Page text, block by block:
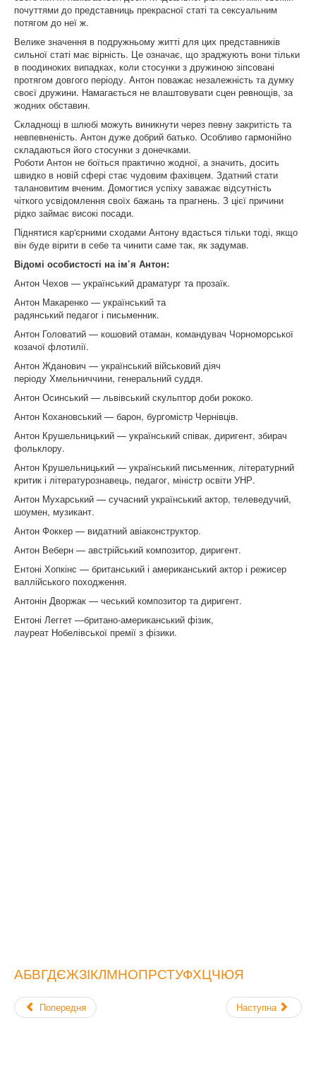
почуттями до представниць прекрасної статі та сексуальним
потягом до неї ж.
Велике значення в подружньому житті для цих представників
сильної статі має вірність. Це означає, що зраджують вони тільки
в поодиноких випадках, коли стосунки з дружиною зіпсовані
протягом довгого періоду. Антон поважає незалежність та думку
своєї дружини. Намагається не влаштовувати сцен ревнощів, за
жодних обставин.
Складнощі в шлюбі можуть виникнути через певну закритість та
невпевненість. Антон дуже добрий батько. Особливо гармонійно
складаються його стосунки з донечками.
Роботи Антон не боїться практично жодної, а значить, досить
швидко в новій сфері стає чудовим фахівцем. Здатний стати
талановитим вченим. Домогтися успіху заважає відсутність
чіткого усвідомлення своїх бажань та прагнень. З цієї причини
рідко займає високі посади.
Піднятися кар'єрними сходами Антону вдасться тільки тоді, якщо
він буде вірити в себе та чинити саме так, як задумав.
Відомі особистості на ім’я Антон:
Антон Чехов — український драматург та прозаїк.
Антон Макаренко — український та
радянський педагог і письменник.
Антон Головатий — кошовий отаман, командувач Чорноморської
козачої флотилії.
Антон Жданович — український військовий діяч
періоду Хмельниччини, генеральний суддя.
Антон Осинський — львівський скульптор доби рококо.
Антон Кохановський — барон, бургомістр Чернівців.
Антон Крушельницький — український співак, диригент, збирач
фольклору.
Антон Крушельницький — український письменник, літературний
критик і літературознавець, педагог, міністр освіти УНР.
Антон Мухарський — сучасний український актор, телеведучий,
шоумен, музикант.
Антон Фоккер — видатний авіаконструктор.
Антон Веберн — австрійський композитор, диригент.
Ентоні Хопкінс — британський і американський актор і режисер
валлійського походження.
Антонін Дворжак — чеський композитор та диригент.
Ентоні Леггет —британо-американський фізик,
лауреат Нобелівської премії з фізики.
АБВГДЄЖЗІКЛМНОПРСТУФХЦЧЮЯ
Попередня Наступна